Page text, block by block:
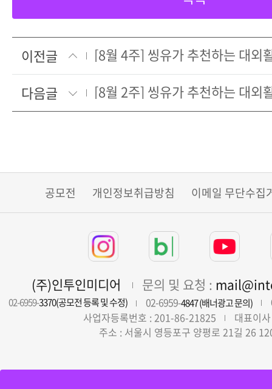
이전글
[8월 4주] 씽유가 추천하는 대외
다음글
[8월 2주] 씽유가 추천하는 대외
공모전 개인정보취급방침 이메일 무단수집
(주)인투인미디어 문의 및 요청 :
02-6959-3370(공모전 등록 및 수정) 02-6959-4847 (배너광고 문의)
사업자등록번호 : 201-86-21825
대표이
주소 : 서울시 영등포구 양평로 21길 26